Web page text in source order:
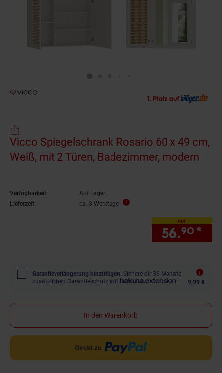
Vicco Spiegelschrank Rosario 60 x 49 cm,
Weiß, mit 2 Türen, Badezimmer, modern
Verfügbarkeit:
Auf Lager
Lieferzeit:
ca. 3 Werktage
nur
56.90 *
Garantieverlängerung hinzufügen. Sichere dir 36 Monate
zusätzlichen Garantieschutz mit
9,99 €
In den Warenkorb